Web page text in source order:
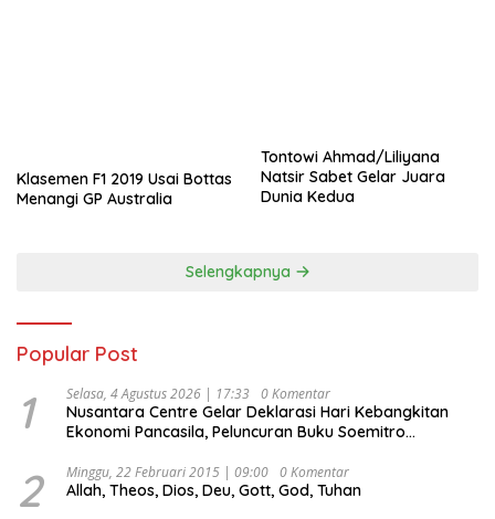
Klasemen F1 2019 Usai Bottas
Menangi GP Australia
Tontowi Ahmad/Liliyana
Natsir Sabet Gelar Juara
Dunia Kedua
Selengkapnya
Popular Post
1 Selasa, 4 Agustus 2026 | 17:33 0 Komentar
Nusantara Centre Gelar Deklarasi Hari Kebangkitan
Ekonomi Pancasila, Peluncuran Buku Soemitro
Ekonomi Politik Indonesia) & Simposium Nasional
“Urgensi Undang-Undang Perekonomian Nasional dan
2 Minggu, 22 Februari 2015 | 09:00 0 Komentar
Allah, Theos, Dios, Deu, Gott, God, Tuhan